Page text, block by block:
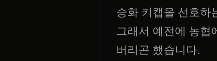
승화 키캡을 선호하
그래서 예전에 농협
버리곤 했습니다.